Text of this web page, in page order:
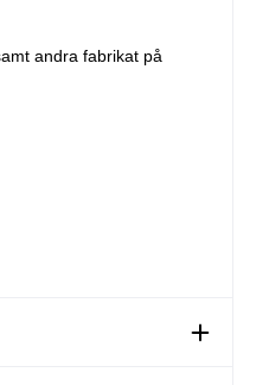
andra fabrikat på